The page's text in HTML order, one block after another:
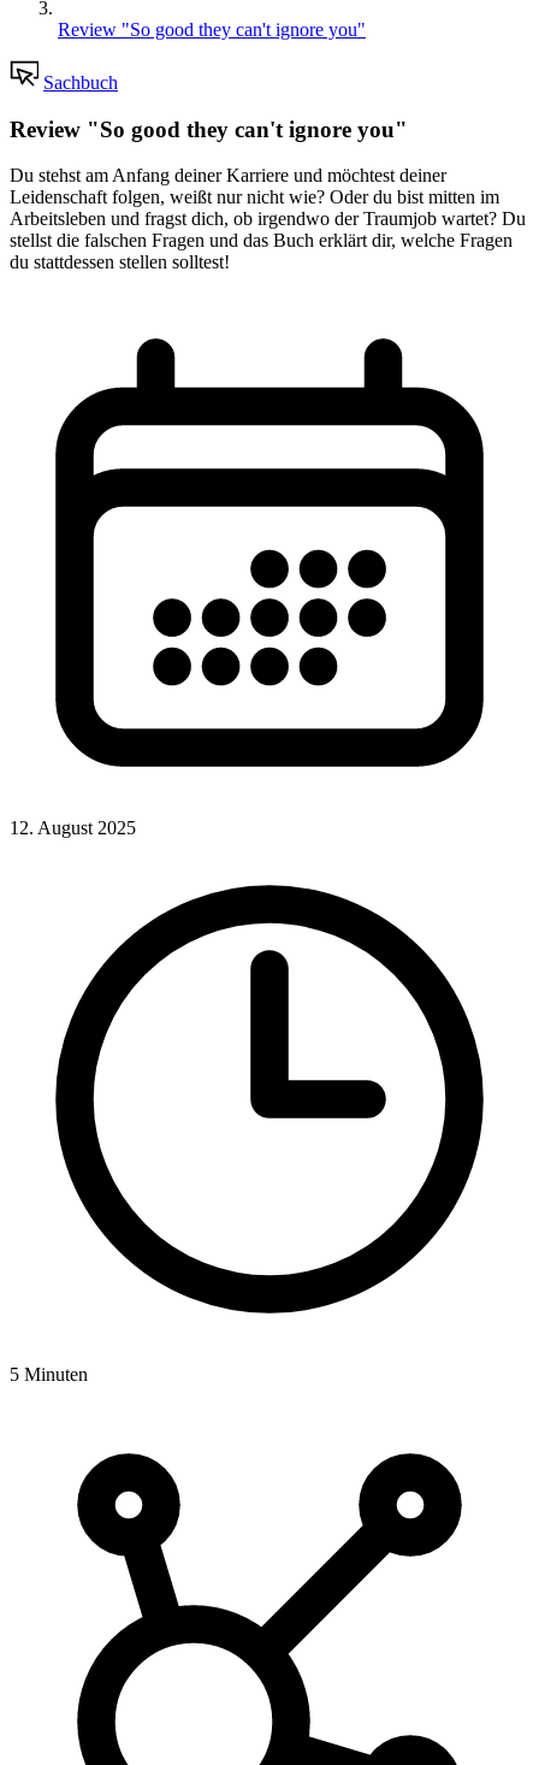
Review "So good they can't ignore you"
Sachbuch
Review "So good they can't ignore you"
Du stehst am Anfang deiner Karriere und möchtest deiner
Leidenschaft folgen, weißt nur nicht wie? Oder du bist mitten im
Arbeitsleben und fragst dich, ob irgendwo der Traumjob wartet? Du
stellst die falschen Fragen und das Buch erklärt dir, welche Fragen
du stattdessen stellen solltest!
12. August 2025
5 Minuten